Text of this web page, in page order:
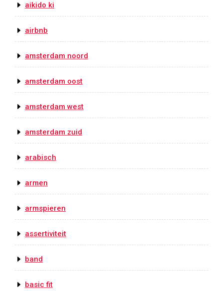
aikido ki
airbnb
amsterdam noord
amsterdam oost
amsterdam west
amsterdam zuid
arabisch
armen
armspieren
assertiviteit
band
basic fit